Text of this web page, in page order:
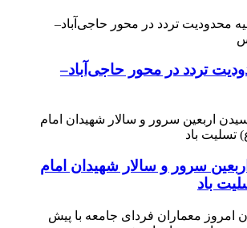
تردد در محور حاجی‌آباد–
سرور و سالار شهیدان امام
باد